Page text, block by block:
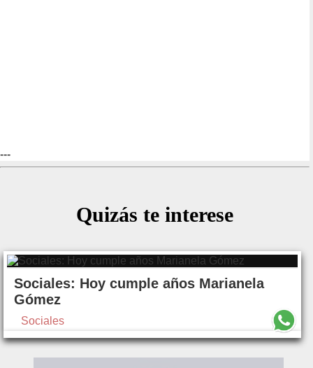
---
Quizás te interese
Sociales: Hoy cumple años Marianela
Gómez
Sociales